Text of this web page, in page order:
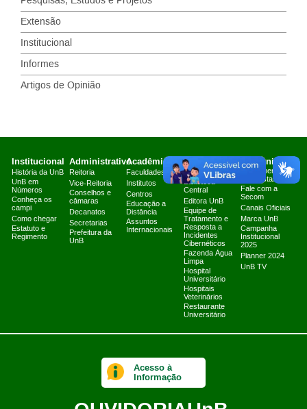
Extensão
Institucional
Informes
Artigos de Opinião
Institucional
História da UnB
UnB em
Números
Conheça os
campi
Como chegar
Estatuto e
Regimento
Administrativo
Reitoria
Vice-Reitoria
Conselhos e
câmaras
Decanatos
Secretarias
Prefeitura da
UnB
Acadêmico
Faculdades
Institutos
Centros
Educação a
Distância
Assuntos
Internacionais
Serviços
Arquivo Central
Biblioteca
Central
Editora UnB
Equipe de
Tratamento e
Resposta a
Incidentes
Cibernéticos
Fazenda Água
Limpa
Hospital
Universitário
Hospitais
Veterinários
Restaurante
Universitário
Comunicação
Atendimento a
Jornalistas
Fale com a
Secom
Canais Oficiais
Marca UnB
Campanha
Institucional
2025
Planner 2024
UnB TV
Acesso à
Informação